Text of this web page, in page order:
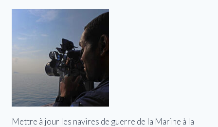
Mettre à jour les navires de guerre de la Marine à la